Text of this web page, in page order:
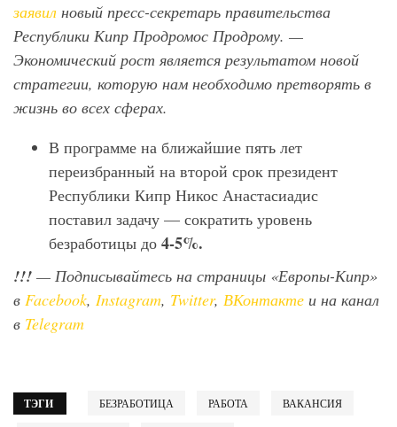
заявил новый пресс-секретарь правительства
Республики Кипр Продромос Продрому. —
Экономический рост является результатом новой
стратегии, которую нам необходимо претворять в
жизнь во всех сферах.
В программе на ближайшие пять лет
переизбранный на второй срок президент
Республики Кипр Никос Анастасиадис
поставил задачу — сократить уровень
безработицы до 4-5%.
!!! — Подписывайтесь на страницы «Европы-Кипр»
в Facebook, Instagram, Twitter, ВКонтакте и на канал
в Telegram
ТЭГИ БЕЗРАБОТИЦА РАБОТА ВАКАНСИЯ